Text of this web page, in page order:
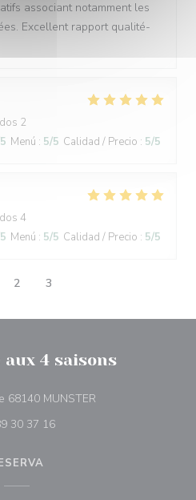
associant notamment les
Excellent rapport qualité-
2
Menú : 5/5 Calidad / Precio : 5/5
4
Menú : 5/5 Calidad / Precio : 5/5
2 3
aux 4 saisons
68140 MUNSTER((abre en una
30 37 16